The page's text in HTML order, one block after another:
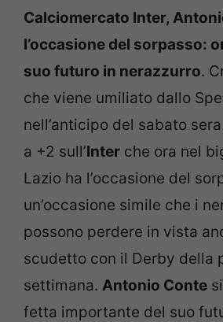
Calciomercato Inter,
l’occasione del sorpasso:
suo futuro in nerazzurro.
che viene umiliato dallo
nell’anticipo del sabato
a +2 sull’Inter che ora nel
Lazio ha l’occasione del
un’occasione simile che i
possono perdere in vista
scudetto con il Derby della
settimana. Antonio Conte
fetta importante del suo